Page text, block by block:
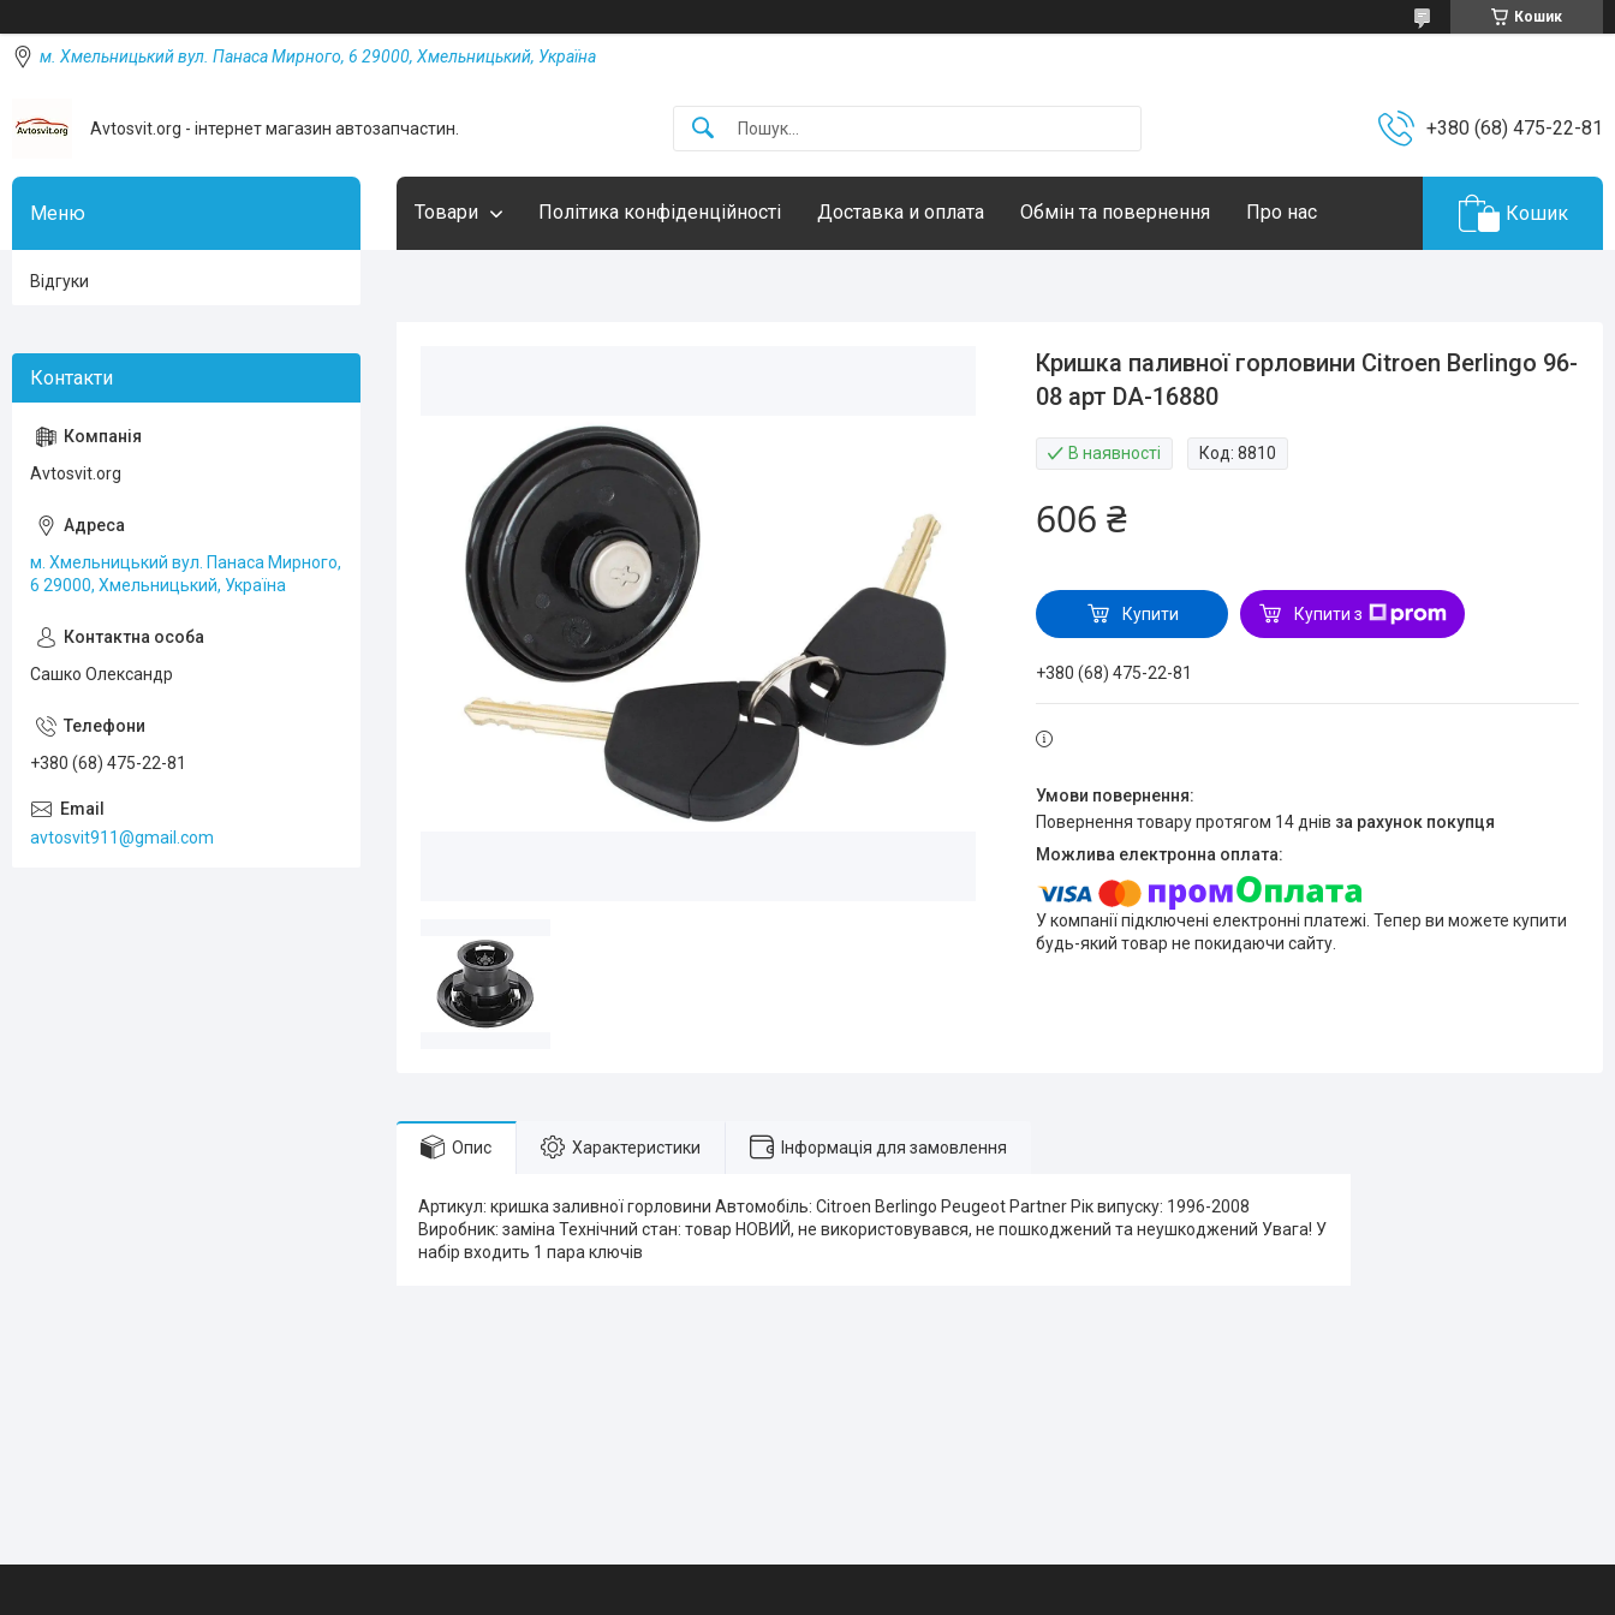
Кошик
м. Хмельницький вул. Панаса Мирного, 6 29000, Хмельницький, Україна
Avtosvit.org - інтернет магазин автозапчастин. +380 (68) 475-22-81
Товари Політика конфіденційності Доставка и оплата Обмін та повернення Про нас Кошик
Кришка паливної горловини Citroen Berlingo 96-
08 арт DA-16880
В наявності Код:8810
606 ₴
Купити Купити з
+380 (68) 475-22-81
повернення товару протягом 14 днів за рахунок покупця
У компанії підключені електронні платежі. Тепер ви можете купити
будь-який товар не покидаючи сайту.
Опис Характеристики Інформація для замовлення
Артикул: кришка заливної горловини Автомобіль: Citroen Berlingo Peugeot Partner Рік випуску: 1996-2008
Виробник: заміна Технічний стан: товар НОВИЙ, не використовувався, не пошкоджений та неушкоджений Увага! У
набір входить 1 пара ключів
Відгуки
Avtosvit.org
м. Хмельницький вул. Панаса Мирного,
6 29000, Хмельницький, Україна
Сашко Олександр
+380 (68) 475-22-81
avtosvit911@gmail.com